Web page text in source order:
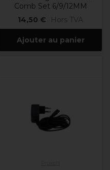
Comb Set 6/9/12MM
14,50 €
Hors TVA
Ajouter au panier